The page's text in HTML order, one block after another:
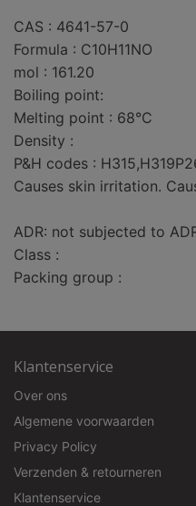
CAS : 4641-57-0
Formula : C10H11NO
mol : 161.20
Boiling point:
Melting point : 68°C
Density :
P&H codes :
Causes skin irritation.
ADR: not subjected to
Class :
Packing group :
Klantenservice
Over ons
Algemene voorwaarden
Privacy Policy
Verzenden & retourneren
Klantenservice